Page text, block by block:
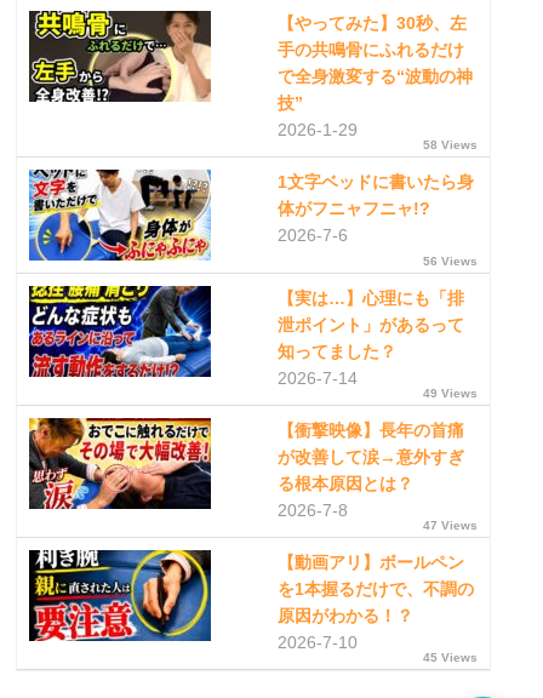
【やってみた】30秒、左
手の共鳴骨にふれるだけ
で全身激変する“波動の神
技”
2026-1-29
58 Views
1文字ベッドに書いたら身
体がフニャフニャ!?
2026-7-6
56 Views
【実は…】心理にも「排
泄ポイント」があるって
知ってました？
2026-7-14
49 Views
【衝撃映像】長年の首痛
が改善して涙→意外すぎ
る根本原因とは？
2026-7-8
47 Views
【動画アリ】ボールペン
を1本握るだけで、不調の
原因がわかる！？
2026-7-10
45 Views